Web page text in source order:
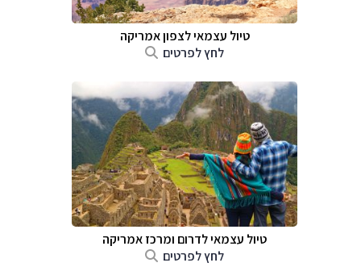
טיול עצמאי לצפון אמריקה
לחץ לפרטים
טיול עצמאי לדרום ומרכז אמריקה
לחץ לפרטים